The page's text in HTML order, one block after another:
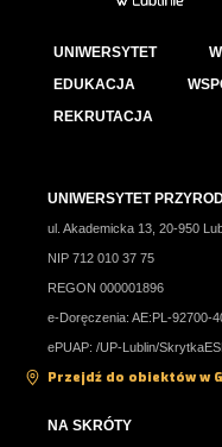
UNIWERSYTET
EDUKACJA
REKRUTACJA
UNIWERSYTET
ul. Akademicka 13, 20-950
NIP 712 010 37 75
REGON 000001896
e-Doręczenia: AE:PL-92700-
ePUAP: /UP-Lublin/
Przejdź do obiektów w
NA SKRÓTY